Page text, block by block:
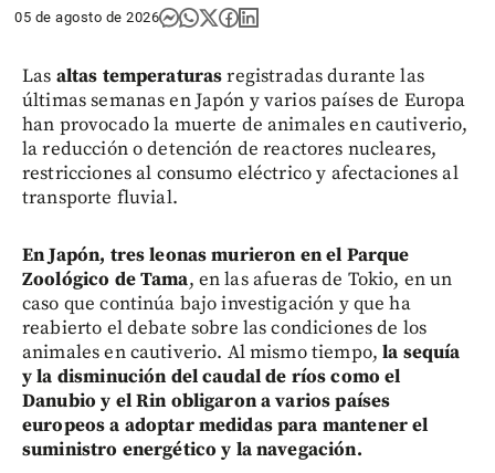
05 de agosto de 2026
Las altas temperaturasregistradas durante las
últimas semanas en Japón y varios países de Europa
han provocado la muerte de animales en cautiverio,
la reducción o detención de reactores nucleares,
restricciones al consumo eléctrico y afectaciones al
transporte fluvial.
En Japón, tres leonas murieron en el Parque
Zoológico de Tama, en las afueras de Tokio, en un
caso que continúa bajo investigación y que ha
reabierto el debate sobre las condiciones de los
animales en cautiverio. Al mismo tiempo, la sequía
y la disminución del caudal de ríos como el
Danubio y el Rin obligaron a varios países
europeos a adoptar medidas para mantener el
suministro energético y la navegación.